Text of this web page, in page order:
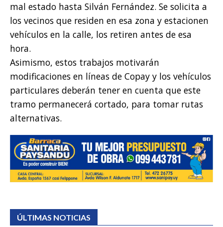
mal estado hasta Silván Fernández. Se solicita a
los vecinos que residen en esa zona y estacionen
vehículos en la calle, los retiren antes de esa
hora.
Asimismo, estos trabajos motivarán
modificaciones en líneas de Copay y los vehículos
particulares deberán tener en cuenta que este
tramo permanecerá cortado, para tomar rutas
alternativas.
ÚLTIMAS NOTICIAS